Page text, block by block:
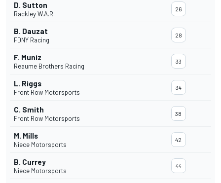
D. Sutton
Rackley W.A.R.
26
B. Dauzat
FDNY Racing
28
F. Muniz
Reaume Brothers Racing
33
L. Riggs
Front Row Motorsports
34
C. Smith
Front Row Motorsports
38
M. Mills
Niece Motorsports
42
B. Currey
Niece Motorsports
44